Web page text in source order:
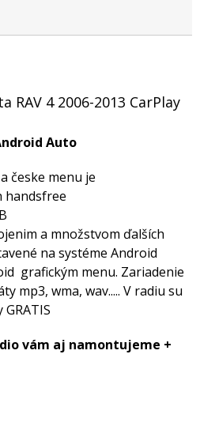
RAV 4 2006-2013 CarPlay
Auto
česke menu je
handsfree
a množstvom ďalších
na systéme Android
grafickým menu. Zariadenie
mp3, wma, wav..... V radiu su
vám aj namontujeme +